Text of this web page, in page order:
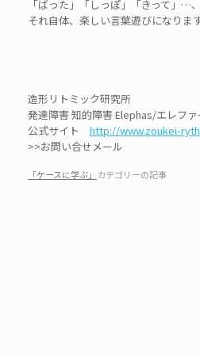
「ばった」「しっぽ」「きって」…
それ自体、楽しい言葉遊びになります
造形リトミック研究所
発達障害 知的障害 Elephas/エレファ
公式サイト http://www.zoukei-
>>お問い合せメール
「ケースに学ぶ」 カテゴリーの記事